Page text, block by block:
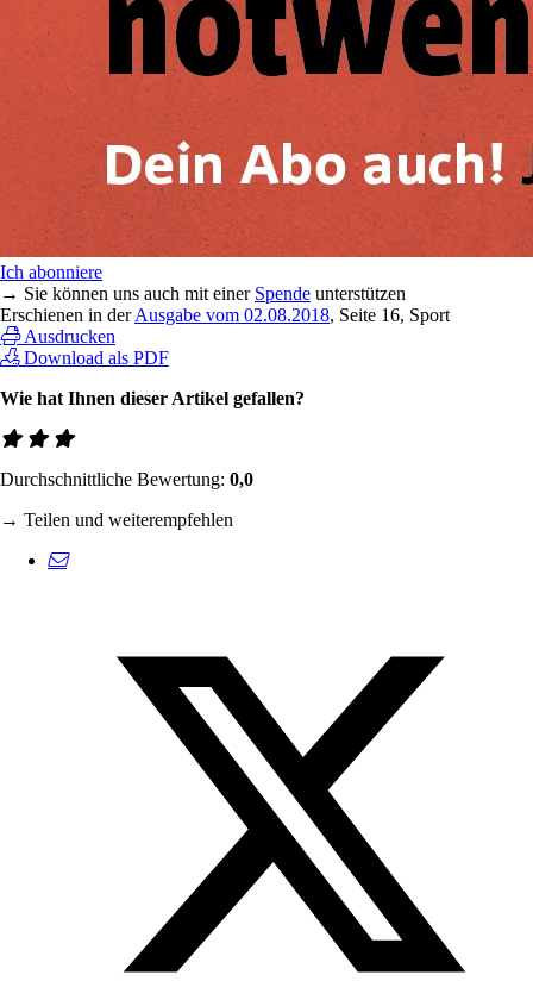
Ich abonniere
→ Sie können uns auch mit einer Spende unterstützen
Erschienen in derAusgabe vom 02.08.2018, Seite 16, Sport
Ausdrucken
Download als PDF
Wie hat Ihnen dieser Artikel gefallen?
Durchschnittliche Bewertung: 0,0
→ Teilen und weiterempfehlen